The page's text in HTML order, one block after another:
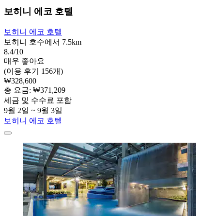
보히니 에코 호텔
보히니 에코 호텔
보히니 호수에서 7.5km
8.4/10
매우 좋아요
(이용 후기 156개)
₩328,600
총 요금: ₩371,209
세금 및 수수료 포함
9월 2일 ~ 9월 3일
보히니 에코 호텔